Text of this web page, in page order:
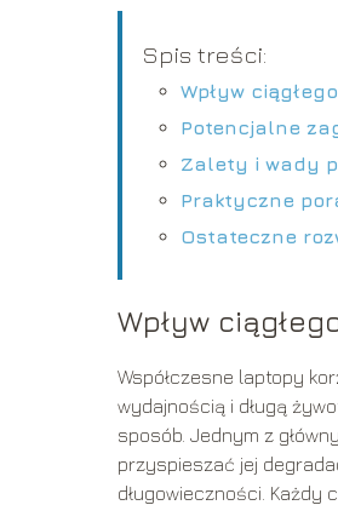
Spis treści:
Wpływ
Potencjalne
Zalety i wady
Praktyczne
Ostateczne
Wpływ
Współczesne laptopy
wydajnością i długą
sposób. Jednym z
przyspieszać jej
długowieczności. Każdy